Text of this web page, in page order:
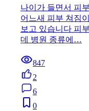
나이가 들면서 피
어느새 피부 쳐짐
보고 있습니다 피
데 병원 종류에…
847
2
6
0